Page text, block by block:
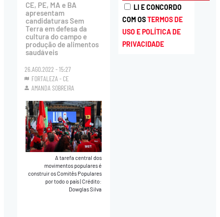
CE, PE, MA e BA
apresentam
candidaturas Sem
Terra em defesa da
cultura do campo e
produção de alimentos
saudáveis
26.AGO.2022 - 15:27
FORTALEZA - CE
AMANDA SOBREIRA
A tarefa central dos
movimentos populares é
construir os Comitês Populares
por todo o país|Crédito:
Dowglas Silva
LI E CONCORDO
COM OSTERMOS DE
USO E POLÍTICA DE
PRIVACIDADE